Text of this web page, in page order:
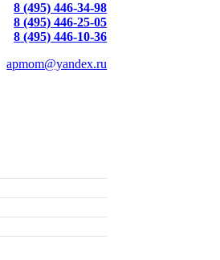
8 (495) 446-34-98
8 (495) 446-25-05
8 (495) 446-10-36
apmom@yandex.ru